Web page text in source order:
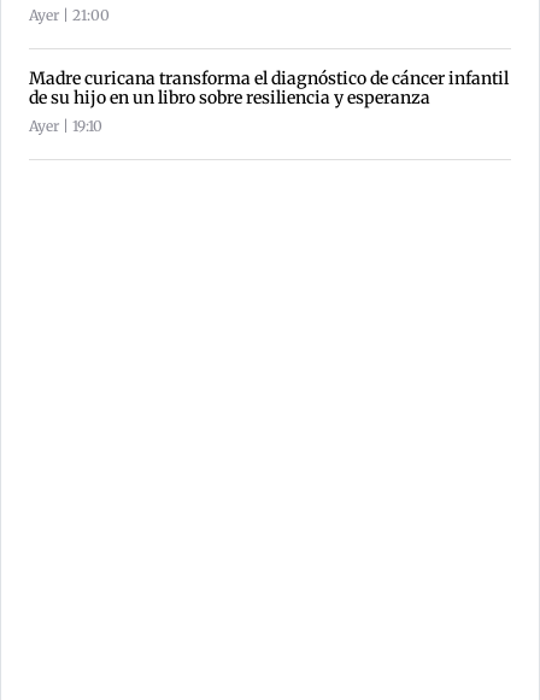
Ayer | 21:00
Madre curicana transforma el diagnóstico de cáncer infantil
de su hijo en un libro sobre resiliencia y esperanza
Ayer | 19:10